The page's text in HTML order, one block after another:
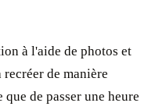
à l'aide de photos et
de manière
de passer une heure